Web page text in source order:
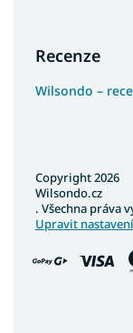
Recenze
Wilsondo –
Copyright 2026
Wilsondo.cz
. Všechna práva
Upravit